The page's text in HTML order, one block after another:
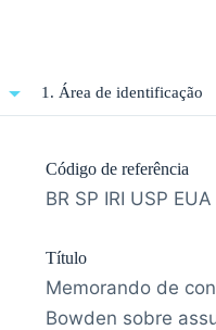
1. Área de identificação
Código de referência
BR SP IRI USP
Título
Memorando de
Bowden sobre